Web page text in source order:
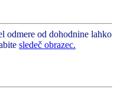
odmere od dohodnine lahko
sledeč obrazec.